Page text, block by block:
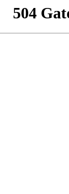
504